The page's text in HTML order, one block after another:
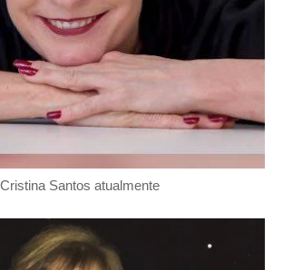
Cristina Santos atualmente